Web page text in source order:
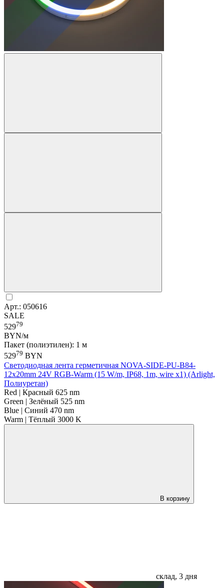
Арт.: 050616
SALE
52979
BYN/м
Пакет (полиэтилен): 1 м
52979 BYN
Светодиодная лента герметичная NOVA-SIDE-PU-B84-
12x20mm 24V RGB-Warm (15 W/m, IP68, 1m, wire x1) (Arlight,
Полиуретан)
Red | Красный 625 nm
Green | Зелёный 525 nm
Blue | Синий 470 nm
Warm | Тёплый 3000 K
В корзину
склад, 3 дня